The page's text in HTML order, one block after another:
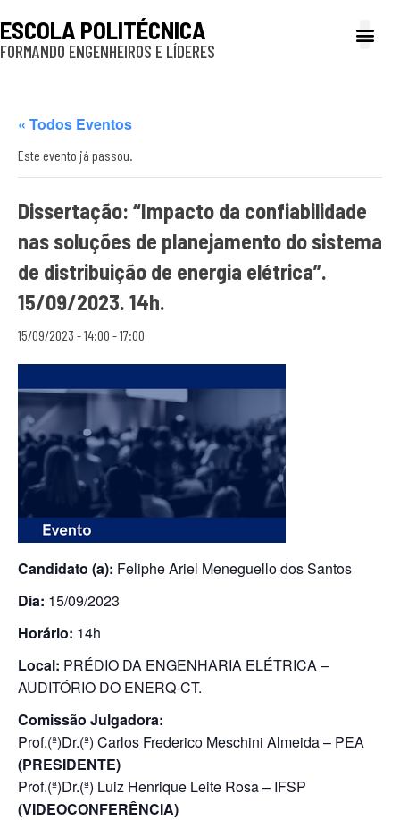
ESCOLA POLITÉCNICA
FORMANDO ENGENHEIROS E LÍDERES
« Todos Eventos
Este evento já passou.
Dissertação: “Impacto da confiabilidade
nas soluções de planejamento do sistema
de distribuição de energia elétrica”.
15/09/2023. 14h.
15/09/2023 - 14:00 -17:00
Candidato (a): Feliphe Ariel Meneguello dos Santos
Dia: 15/09/2023
Horário: 14h
Local: PRÉDIO DA ENGENHARIA ELÉTRICA –
AUDITÓRIO DO ENERQ-CT.
Comissão Julgadora:
Prof.(ª)Dr.(ª) Carlos Frederico Meschini Almeida – PEA
(PRESIDENTE)
Prof.(ª)Dr.(ª) Luiz Henrique Leite Rosa – IFSP
(VIDEOCONFERÊNCIA)